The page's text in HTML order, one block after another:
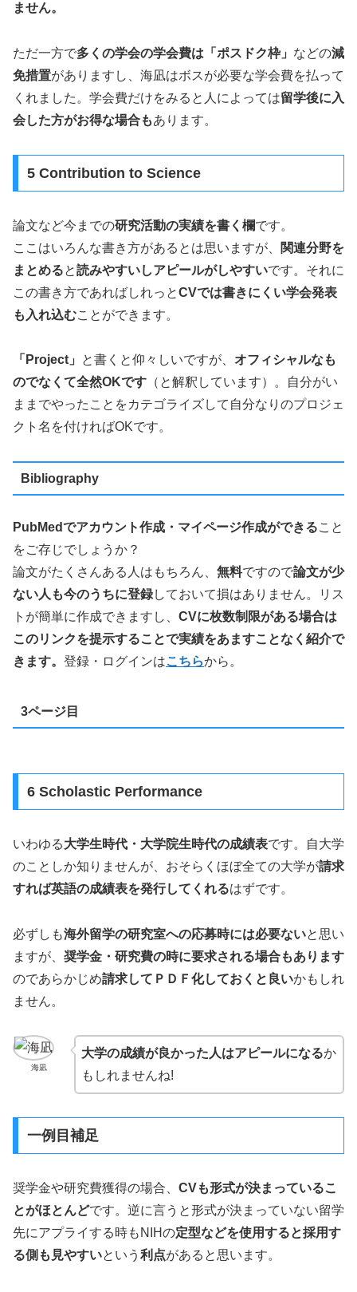
ません。
ただ一方で多くの学会の学会費は「ポスドク枠」 などの減
免措置がありますし、海凪はボスが必要な学会費を払って
くれました。学会費だけをみると人によっては留学後に入
会した方がお得な場合もあります。
5 Contribution to Science
論文など今までの研究活動の実績を書く欄です。
ここはいろんな書き方があるとは思いますが、
関連分野を
まとめると読みやすいしアピールがしやすいです。それに
この書き方であればしれっとCVでは書きにくい学会発表
も入れ込むことができます。
「Project」 と書くと仰々しいですが、 オフィシャルなも
のでなくて全然OKです （と解釈しています）。自分がい
ままでやったことをカテゴライズして自分なりのプロジェ
クト名を付ければOKです。
Bibliography
PubMedでアカウント作成・マイページ作成ができること
をご存じでしょうか？
論文がたくさんある人はもちろん、 無料ですので論文が少
ない人も今のうちに登録しておいて損はありません。リス
トが簡単に作成できますし、 CVに枚数制限がある場合は
このリンクを提示することで実績をあますことなく紹介で
きます。 登録・ログインはこちらから。
3ページ目
6 Scholastic Performance
いわゆる大学生時代・大学院生時代の成績表です。自大学
のことしか知りませんが、おそらくほぼ全ての大学が請求
すれば英語の成績表を発行してくれるはずです。
必ずしも海外留学の研究室への応募時には必要ないと思い
ますが、 奨学金・研究費の時に要求される場合もあります
のであらかじめ請求してＰＤＦ化しておくと良いかもしれ
ません。
海凪
大学の成績が良かった人はアピールになるか
もしれませんね!
一例目補足
奨学金や研究費獲得の場合、 CVも形式が決まっているこ
とがほとんどです。逆に言うと形式が決まっていない留学
先にアプライする時もNIHの定型などを使用すると採用す
る側も見やすいという 利点があると思います。